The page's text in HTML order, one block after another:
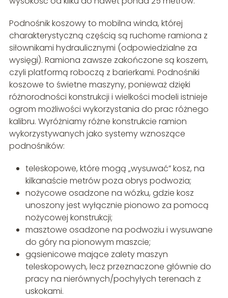
Podnośnik koszowy to mobilna winda, której
charakterystyczną częścią są ruchome ramiona z
siłownikami hydraulicznymi (odpowiedzialne za
wysięgi). Ramiona zawsze zakończone są koszem,
czyli platformą roboczą z barierkami. Podnośniki
koszowe to świetne maszyny, ponieważ dzięki
różnorodności konstrukcji i wielkości modeli istnieje
ogrom możliwości wykorzystania do prac różnego
kalibru. Wyróżniamy różne konstrukcie ramion
wykorzystywanych jako systemy wznoszące
podnośników:
teleskopowe, które mogą „wysuwać” kosz, na
kilkanaście metrów poza obrys podwozia;
nożycowe osadzone na wózku, gdzie kosz
unoszony jest wyłącznie pionowo za pomocą
nożycowej konstrukcji;
masztowe osadzone na podwoziu i wysuwane
do góry na pionowym maszcie;
gąsienicowe mające zalety maszyn
teleskopowych, lecz przeznaczone głównie do
pracy na nierównych/pochyłych terenach z
uskokami.